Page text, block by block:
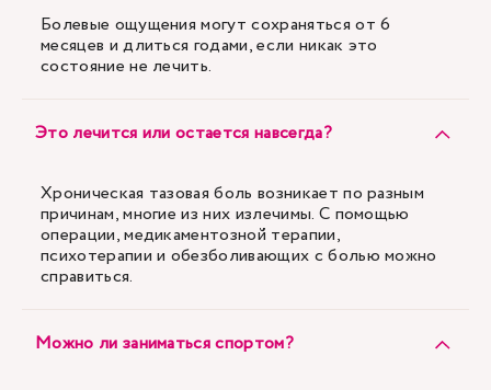
Болевые ощущения могут сохраняться от 6
месяцев и длиться годами, если никак это
состояние не лечить.
Это лечится или остается навсегда?
Хроническая тазовая боль возникает по разным
причинам, многие из них излечимы. С помощью
операции, медикаментозной терапии,
психотерапии и обезболивающих с болью можно
справиться.
Можно ли заниматься спортом?